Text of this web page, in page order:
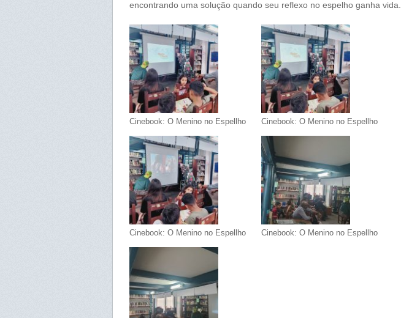
encontrando uma solução quando seu reflexo no espelho ganha vida.
Cinebook: O Menino no Espellho Cinebook: O Menino no Espellho
Cinebook: O Menino no Espellho Cinebook: O Menino no Espellho